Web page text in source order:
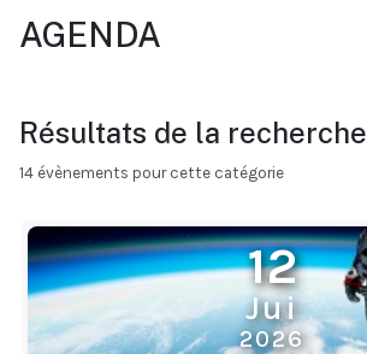
AGENDA
Résultats de la recherche
14 évènements pour cette catégorie
12
Jui
2026